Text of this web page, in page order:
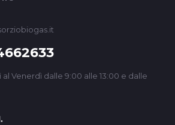
al Venerdì dalle 9:00 alle 13:00 e dalle